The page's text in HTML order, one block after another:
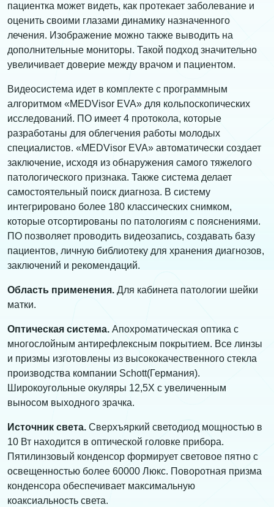
пациентка может видеть, как протекает заболевание и
оценить своими глазами динамику назначенного
лечения. Изображение можно также выводить на
дополнительные мониторы. Такой подход значительно
увеличивает доверие между врачом и пациентом.
Видеосистема идет в комплекте с программным
алгоритмом «MEDVisor EVA» для кольпоскопических
исследований. ПО имеет 4 протокола, которые
разработаны для облегчения работы молодых
специалистов. «MEDVisor EVA» автоматически создает
заключение, исходя из обнаружения самого тяжелого
патологического признака. Также система делает
самостоятельный поиск диагноза. В систему
интегрировано более 180 классических снимком,
которые отсортированы по патологиям с пояснениями.
ПО позволяет проводить видеозапись, создавать базу
пациентов, личную библиотеку для хранения диагнозов,
заключений и рекомендаций.
Область применения. Для кабинета патологии шейки
матки.
Оптическая система. Апохроматическая оптика с
многослойным антирефлексным покрытием. Все линзы
и призмы изготовлены из высококачественного стекла
производства компании Schott(Германия).
Широкоугольные окуляры 12,5Х с увеличенным
выносом выходного зрачка.
Источник света. Сверхъяркий светодиод мощностью в
10 Вт находится в оптической головке прибора.
Пятилинзовый конденсор формирует световое пятно с
освещенностью более 60000 Люкс. Поворотная призма
конденсора обеспечивает максимальную
коаксиальность света.